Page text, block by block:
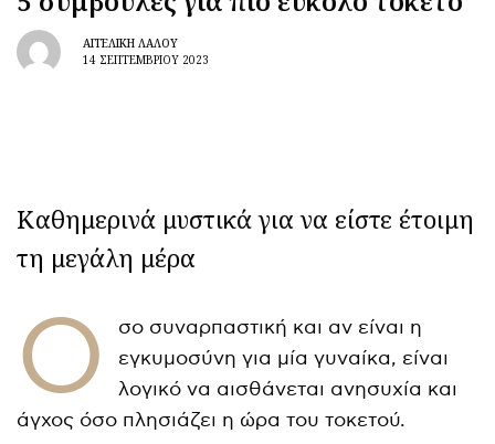
ΑΓΓΕΛΙΚΉ ΛΆΛΟΥ
14 ΣΕΠΤΕΜΒΡΊΟΥ 2023
Καθημερινά μυστικά για να είστε έτοιμη
τη μεγάλη μέρα
Ό
σο συναρπαστική και αν είναι η
εγκυμοσύνη για μία γυναίκα, είναι
λογικό να αισθάνεται ανησυχία και
άγχος όσο πλησιάζει η ώρα του τοκετού.